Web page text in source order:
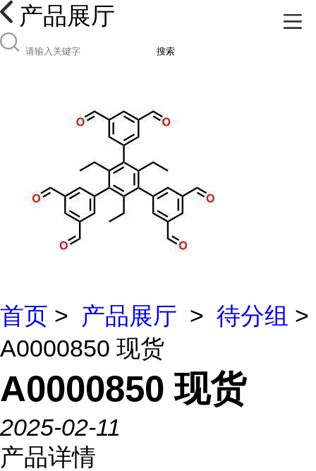
产品展厅
搜索
首页 > 产品展厅 > 待分组 >
A0000850 现货
A0000850 现货
2025-02-11
产品详情